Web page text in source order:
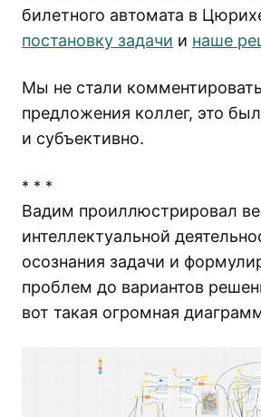
билетного автомата в
постановку задачи и наше
Мы не стали
предложения коллег, это
и субъективно.
* * *
Вадим проиллюстрировал
интеллектуальной
осознания задачи и
проблем до вариантов
вот такая огромная